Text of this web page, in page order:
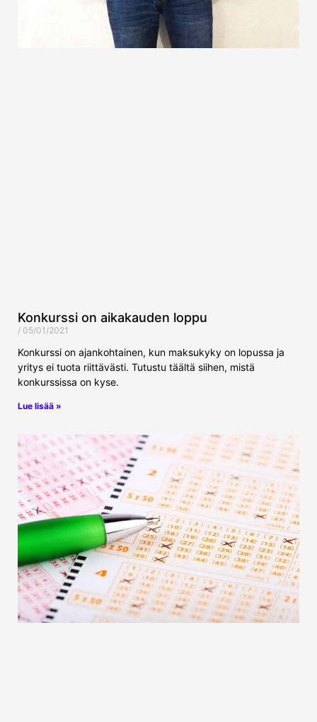
Konkurssi on aikakauden loppu
05/01/2021
Konkurssi on ajankohtainen, kun maksukyky on lopussa ja
yritys ei tuota riittävästi. Tutustu täältä siihen, mistä
konkurssissa on kyse.
Lue lisää »